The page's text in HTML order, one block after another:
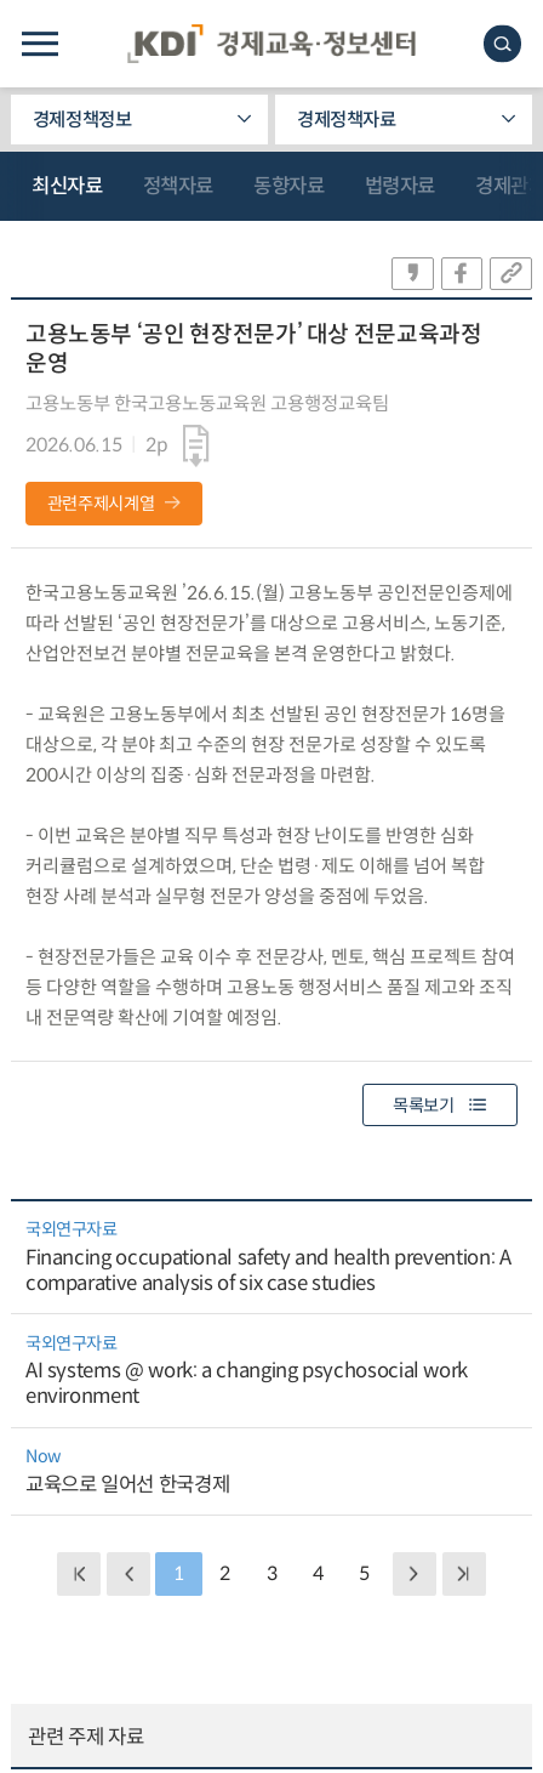
경제정책정보 경제정책자료
최신자료 정책자료 동향자료 법령자료 경제관
고용노동부 ‘공인 현장전문가’ 대상 전문교육과정
운영
고용노동부 한국고용노동교육원 고용행정교육팀
2026.06.15
2p
관련주제시계열
한국고용노동교육원 ’26.6.15.(월) 고용노동부 공인전문인증제에
따라 선발된 ‘공인 현장전문가’를 대상으로 고용서비스, 노동기준,
산업안전보건 분야별 전문교육을 본격 운영한다고 밝혔다.
- 교육원은 고용노동부에서 최초 선발된 공인 현장전문가 16명을
대상으로, 각 분야 최고 수준의 현장 전문가로 성장할 수 있도록
200시간 이상의 집중·심화 전문과정을 마련함.
- 이번 교육은 분야별 직무 특성과 현장 난이도를 반영한 심화
커리큘럼으로 설계하였으며, 단순 법령·제도 이해를 넘어 복합
현장 사례 분석과 실무형 전문가 양성을 중점에 두었음.
- 현장전문가들은 교육 이수 후 전문강사, 멘토, 핵심 프로젝트 참여
등 다양한 역할을 수행하며 고용노동 행정서비스 품질 제고와 조직
내 전문역량 확산에 기여할 예정임.
목록보기
국외연구자료
Financing occupational safety and health prevention: A
comparative analysis of six case studies
국외연구자료
AI systems @ work: a changing psychosocial work
environment
Now
교육으로 일어선 한국경제
1 2 3 4 5
관련 주제 자료